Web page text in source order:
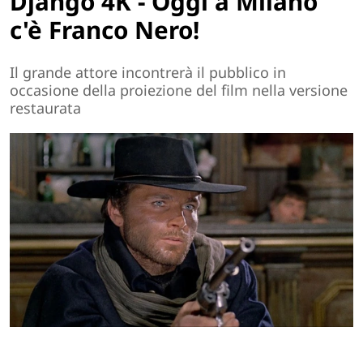
c'è Franco Nero!
Il grande attore incontrerà il pubblico in
occasione della proiezione del film nella versione
restaurata